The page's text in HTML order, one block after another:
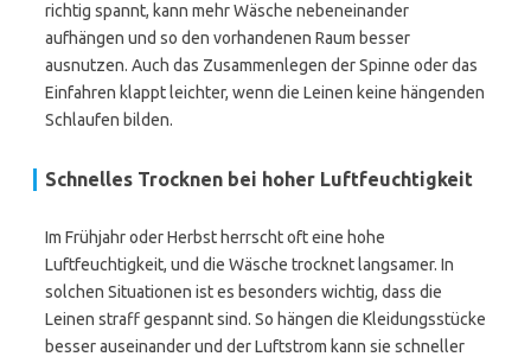
richtig spannt, kann mehr Wäsche nebeneinander
aufhängen und so den vorhandenen Raum besser
ausnutzen. Auch das Zusammenlegen der Spinne oder das
Einfahren klappt leichter, wenn die Leinen keine hängenden
Schlaufen bilden.
Schnelles Trocknen bei hoher Luftfeuchtigkeit
Im Frühjahr oder Herbst herrscht oft eine hohe
Luftfeuchtigkeit, und die Wäsche trocknet langsamer. In
solchen Situationen ist es besonders wichtig, dass die
Leinen straff gespannt sind. So hängen die Kleidungsstücke
besser auseinander und der Luftstrom kann sie schneller